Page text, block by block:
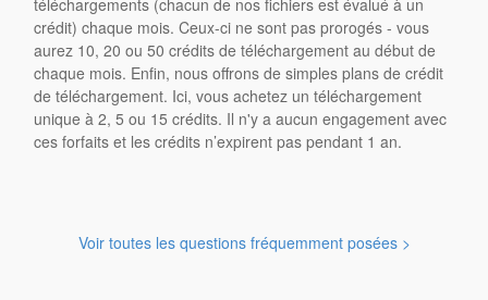
téléchargements (chacun de nos fichiers est évalué à un
crédit) chaque mois. Ceux-ci ne sont pas prorogés - vous
aurez 10, 20 ou 50 crédits de téléchargement au début de
chaque mois. Enfin, nous offrons de simples plans de crédit
de téléchargement. Ici, vous achetez un téléchargement
unique à 2, 5 ou 15 crédits. Il n'y a aucun engagement avec
ces forfaits et les crédits n’expirent pas pendant 1 an.
Voir toutes les questions fréquemment posées >